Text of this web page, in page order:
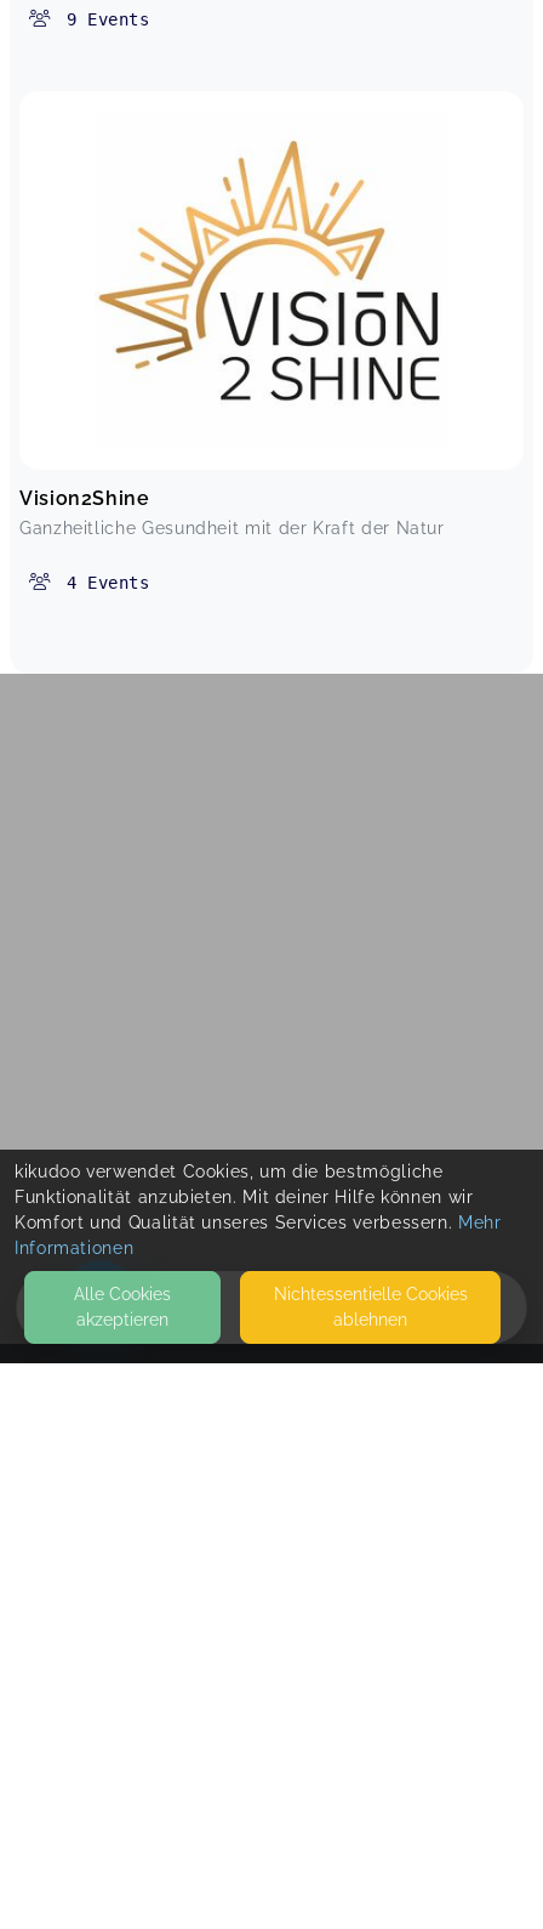
HOME
9 Events
Vision2Shine
Ganzheitliche Gesundheit mit der Kraft der Natur
4 Events
kikudoo verwendet Cookies, um die bestmögliche
Funktionalität anzubieten. Mit deiner Hilfe können wir
Komfort und Qualität unseres Services verbessern. Mehr
Informationen
Alle Cookies
akzeptieren
Nicht­essentielle Cookies
ablehnen